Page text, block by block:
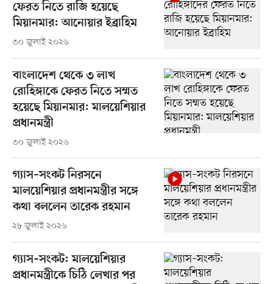
ফেরত নিতে রাজি হয়েছে
মিয়ানমার: আনোয়ার ইব্রাহিম
৩০ জুলাই ২০২৬
বাংলাদেশ থেকে ৩ লাখ
রোহিঙ্গাকে ফেরত নিতে সম্মত
হয়েছে মিয়ানমার: মালয়েশিয়ার
প্রধানমন্ত্রী
৩০ জুলাই ২০২৬
গ্যাস–সংকট নিরসনে
মালয়েশিয়ার প্রধানমন্ত্রীর সঙ্গে
কথা বললেন তারেক রহমান
২৮ জুলাই ২০২৬
গ্যাস–সংকট: মালয়েশিয়ার
প্রধানমন্ত্রীকে চিঠি লেখার পর